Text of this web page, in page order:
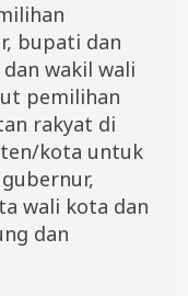
bupati dan
wakil wali
pemilihan
rakyat di
kota untuk
wali kota dan
dan